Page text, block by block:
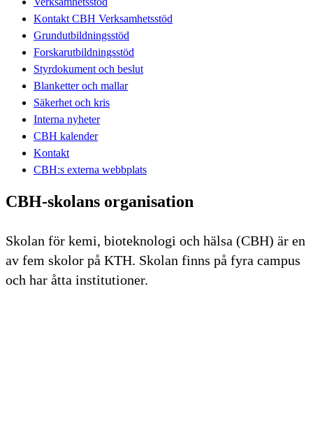
Kontakt CBH Verksamhetsstöd
Grundutbildningsstöd
Forskarutbildningsstöd
Styrdokument och beslut
Blanketter och mallar
Säkerhet och kris
Interna nyheter
CBH kalender
Kontakt
CBH:s externa webbplats
CBH-skolans organisation
Skolan för kemi, bioteknologi och hälsa (CBH) är en
av fem skolor på KTH. Skolan finns på fyra campus
och har åtta institutioner.